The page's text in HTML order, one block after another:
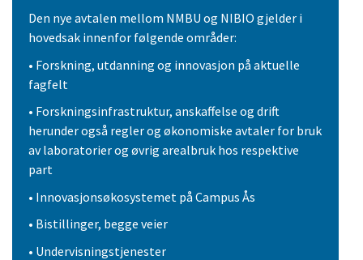
Den nye avtalen mellom NMBU og NIBIO gjelder i
hovedsak innenfor følgende områder:
• Forskning, utdanning og innovasjon på aktuelle
fagfelt
• Forskningsinfrastruktur, anskaffelse og drift
herunder også regler og økonomiske avtaler for bruk
av laboratorier og øvrig arealbruk hos respektive
part
• Innovasjonsøkosystemet på Campus Ås
• Bistillinger, begge veier
• Undervisningstjenester